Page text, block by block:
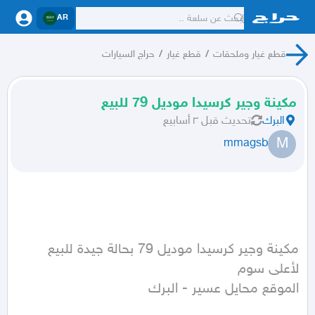
AR
قطع غيار وملحقات / قطع غيار / حراج السيارات
مكينة وجير كرسيدا موديل 79 للبيع
البرك تحديث قبل ٣ أسابيع
M
mmagsb
الموقع محايل عسير - البرك